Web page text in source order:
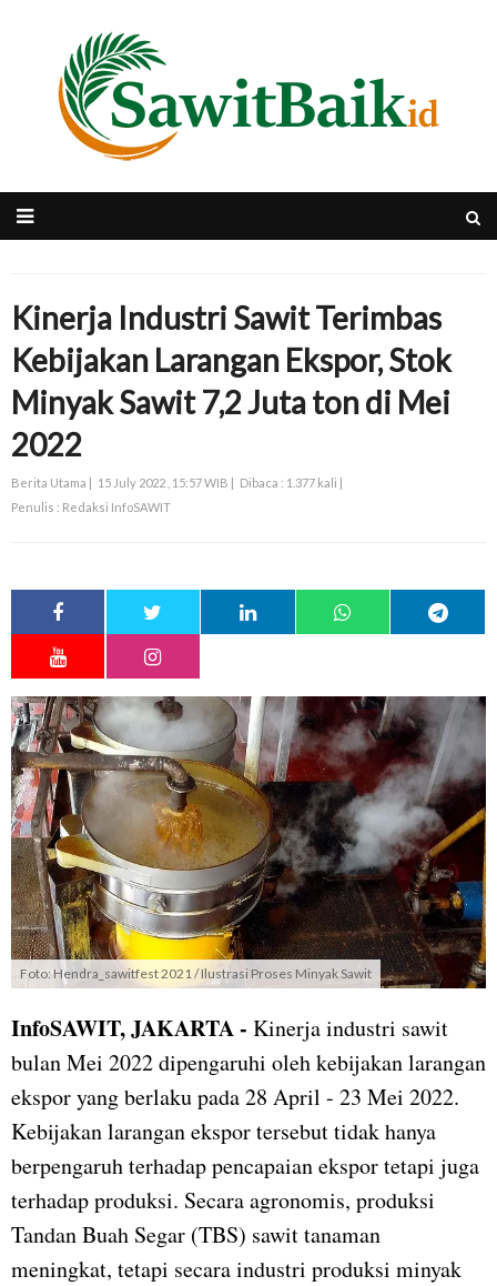
Kinerja Industri Sawit Terimbas
Kebijakan Larangan Ekspor, Stok
Minyak Sawit 7,2 Juta ton di Mei
2022
Berita Utama | 15 July 2022 , 15:57 WIB | Dibaca : 1.377 kali |
Penulis : Redaksi InfoSAWIT
Foto: Hendra_sawitfest 2021 / Ilustrasi Proses Minyak Sawit
InfoSAWIT, JAKARTA - Kinerja industri sawit
bulan Mei 2022 dipengaruhi oleh kebijakan larangan
ekspor yang berlaku pada 28 April - 23 Mei 2022.
Kebijakan larangan ekspor tersebut tidak hanya
berpengaruh terhadap pencapaian ekspor tetapi juga
terhadap produksi. Secara agronomis, produksi
Tandan Buah Segar (TBS) sawit tanaman
meningkat, tetapi secara industri produksi minyak